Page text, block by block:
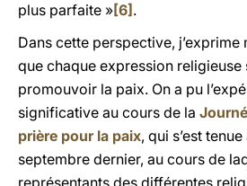
plus parfaite »[6] .
Dans cette perspective,
que chaque expression religieuse
promouvoir la paix. On a pu
significative au cours de la
prière pour la paix, qui s’est
septembre dernier, au cours de
représentants des différentes